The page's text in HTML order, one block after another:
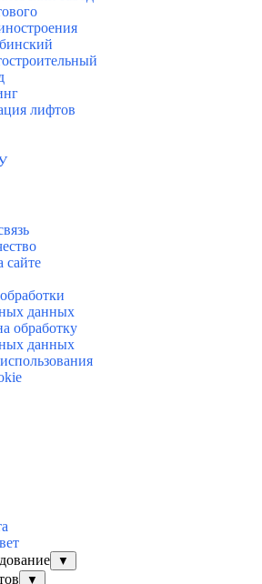
лифтов
сайте
данных
обработку
данных
▼
▼